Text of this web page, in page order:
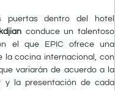
puertas dentro del hotel
conduce un talentoso
el que EPIC ofrece una
la cocina internacional, con
variarán de acuerdo a la
y la presentación de cada